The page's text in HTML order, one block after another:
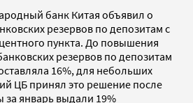
банк Китая объявил о
резервов по депозитам с
пункта. До повышения
резервов по депозитам
16%, для небольших
ЦБ принял это решение после
за январь выдали 19%